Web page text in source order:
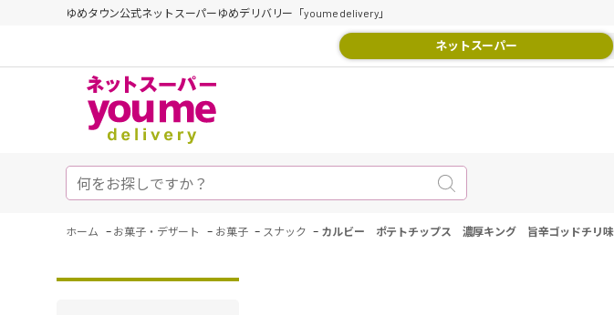
ゆめタウン公式ネットスーパーゆめデリバリー「youme delivery」
ネットスーパー
ホーム - お菓子・デザート - お菓子 - スナック - カルビー ポテトチップス 濃厚キング 旨辛ゴッドチリ